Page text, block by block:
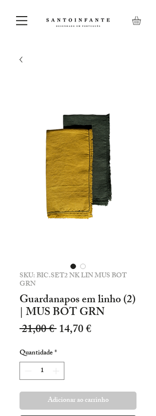
SKU: BIC.SET2 NK LIN MUS BOT
GRN
Guardanapos em linho (2)
| MUS BOT GRN
21,00 € Preço
14,70 €Preço
Quantidade*
Adicionar ao carrinho